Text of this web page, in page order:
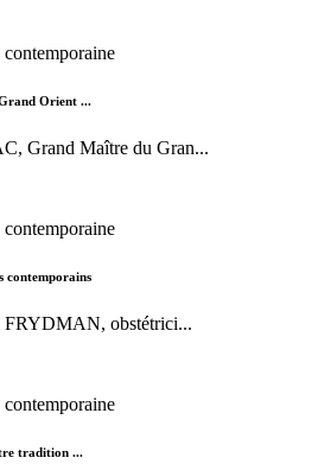
contemporaine
Orient ...
Grand Maître du Gran...
contemporaine
contemporains
FRYDMAN, obstétrici...
contemporaine
tradition ...